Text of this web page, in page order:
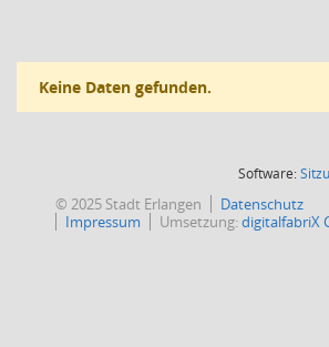
Keine Daten gefunden.
Software:
© 2025 Stadt Erlangen
Datenschutz
Impressum
Umsetzung:digitalfabriX